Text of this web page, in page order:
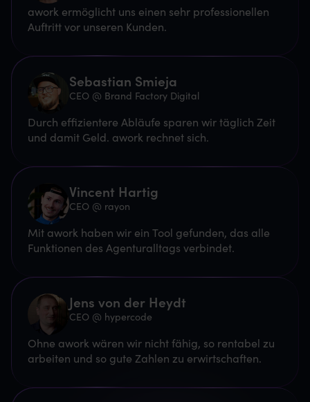
awork ermöglicht uns einen sehr professionellen
Auftritt vor unseren Kunden.
Sebastian Smieja
CEO @ Brand Factory Digital
Durch effizientere Abläufe sparen wir täglich Zeit
und damit Geld. awork rechnet sich.
Vincent Hartig
CEO @ rayon
Mit awork haben wir ein Tool gefunden, das alle
Funktionen des Agenturalltags verbindet.
Jens von der Heydt
CEO @ hypercode
Ohne awork wären wir nicht fähig, so rentabel zu
arbeiten und so gute Zahlen zu erwirtschaften.